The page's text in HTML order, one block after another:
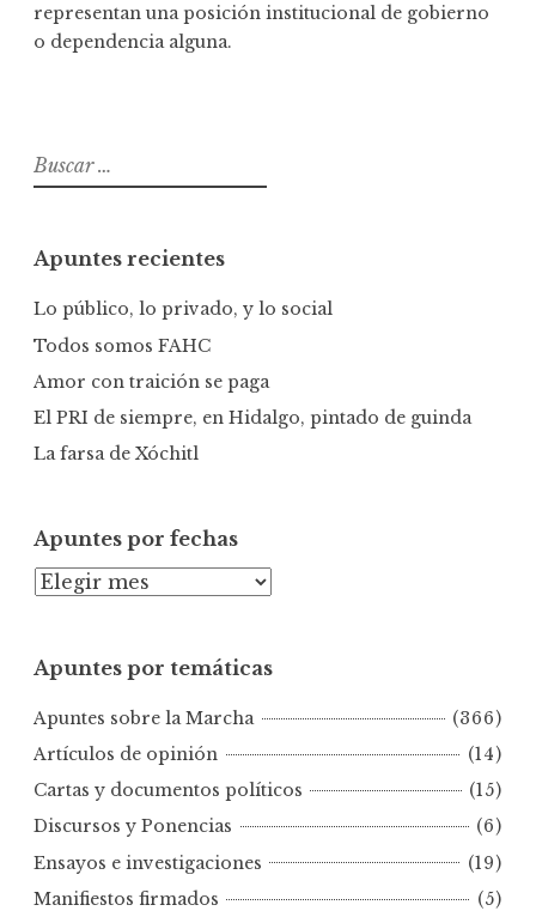
representan una posición institucional de gobierno
o dependencia alguna.
B
u
r
Apuntes recientes
Lo público, lo privado, y lo social
Todos somos FAHC
Amor con traición se paga
El PRI de siempre, en Hidalgo, pintado de guinda
La farsa de Xóchitl
Apuntes por fechas
A
n
e
s
p
f
e
Apuntes por temáticas
Apuntes sobre la Marcha
(366)
Artículos de opinión
(14)
Cartas y documentos políticos
(15)
Discursos y Ponencias
(6)
Ensayos e investigaciones
(19)
Manifiestos firmados
(5)